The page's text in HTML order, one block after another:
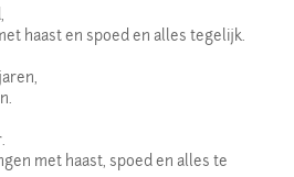
haast en spoed en alles tegelijk.
met haast, spoed en alles te